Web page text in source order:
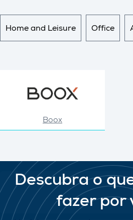
Home and Leisure Office
Boox
Descubra o
fazer por